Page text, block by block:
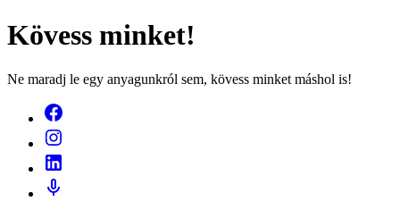
Kövess minket!
Ne maradj le egy anyagunkról sem, kövess minket máshol is!